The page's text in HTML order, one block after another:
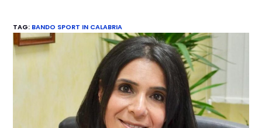
TAG: BANDO SPORT IN CALABRIA